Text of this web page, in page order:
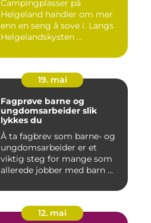
Campingplasser på
Helgeland handler om mer
enn en seng å sove i. Langs
Helgelandskysten ...
19. mai
Fagprøve barne og
ungdomsarbeider slik
lykkes du
Å ta fagbrev som barne- og
ungdomsarbeider er et
viktig steg for mange som
allerede jobber med barn ...
12. mai